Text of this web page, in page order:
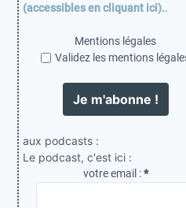
(accessibles en cliquant ici)..
Mentions légales
Validez les mentions
aux podcasts :
Le podcast, c'est ici :
votre email :*